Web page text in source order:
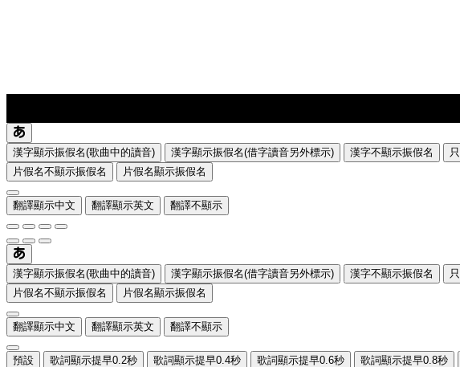
漢字顯示振假名(歌曲中的讀音) 漢字顯示振假名(借字讀音另外標示) 漢字不顯示振假名
片假名不顯示振假名
片假名顯示振假名
翻譯顯示中文 翻譯顯示英文 翻譯不顯示
漢字顯示振假名(歌曲中的讀音) 漢字顯示振假名(借字讀音另外標示) 漢字不顯示振假名
片假名不顯示振假名
片假名顯示振假名
翻譯顯示中文 翻譯顯示英文 翻譯不顯示
預設 歌詞顯示提早0.2秒 歌詞顯示提早0.4秒 歌詞顯示提早0.6秒 歌詞顯示提早0.8秒